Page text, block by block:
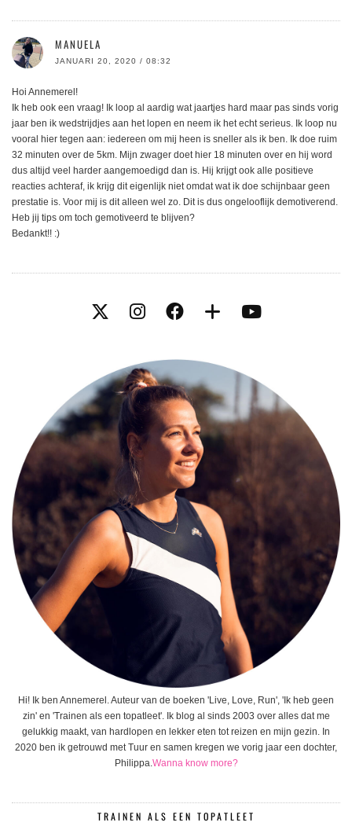
MANUELA
JANUARI 20, 2020 / 08:32
Hoi Annemerel!
Ik heb ook een vraag! Ik loop al aardig wat jaartjes hard maar pas sinds vorig
jaar ben ik wedstrijdjes aan het lopen en neem ik het echt serieus. Ik loop nu
vooral hier tegen aan: iedereen om mij heen is sneller als ik ben. Ik doe ruim
32 minuten over de 5km. Mijn zwager doet hier 18 minuten over en hij word
dus altijd veel harder aangemoedigd dan is. Hij krijgt ook alle positieve
reacties achteraf, ik krijg dit eigenlijk niet omdat wat ik doe schijnbaar geen
prestatie is. Voor mij is dit alleen wel zo. Dit is dus ongelooflijk demotiverend.
Heb jij tips om toch gemotiveerd te blijven?
Bedankt!! :)
Hi! Ik ben Annemerel. Auteur van de boeken 'Live, Love, Run', 'Ik heb geen
zin' en 'Trainen als een topatleet'. Ik blog al sinds 2003 over alles dat me
gelukkig maakt, van hardlopen en lekker eten tot reizen en mijn gezin. In
2020 ben ik getrouwd met Tuur en samen kregen we vorig jaar een dochter,
Philippa.Wanna know more?
TRAINEN ALS EEN TOPATLEET